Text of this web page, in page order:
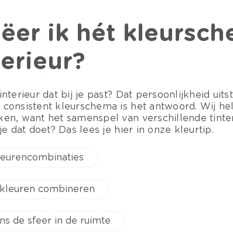
ik hét
dat bij je past? Dat persoonlijkheid
kleurschema is het antwoord. Wij
want het samenspel van verschillende
dat doet? Das lees je hier in onze kleurtip.
combineren
de sfeer in de ruimte